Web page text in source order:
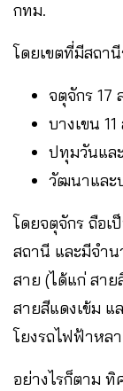
กทม.
โดยเขตที่มีสถา
จตุจักร 17
บางเขน
ปทุมวันแล
วัฒนาและ
โดยจตุจักร ถือเ
สถานี และมีจำ
สาย (ได้แก่ สาย
สายสีแดงเข้ม แ
โยงรถไฟฟ้าหล
อย่างไรก็ตาม